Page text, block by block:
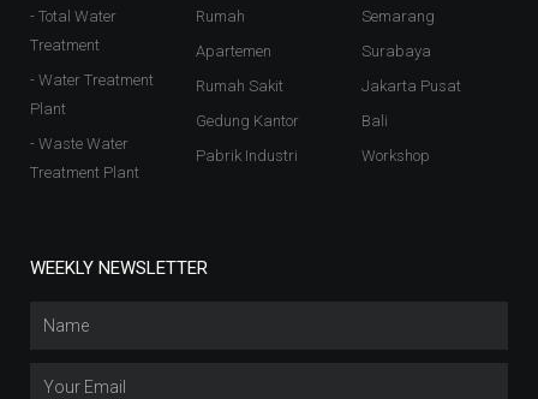
- Total Water
Treatment
- Water Treatment
Plant
- Waste Water
Treatment Plant
Rumah
Apartemen
Rumah Sakit
Gedung Kantor
Pabrik Industri
Semarang
Surabaya
Jakarta Pusat
Bali
Workshop
WEEKLY NEWSLETTER